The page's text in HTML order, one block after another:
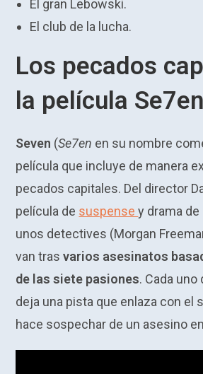
El gran Lebowski.
El club de la lucha.
Los pecados
la película Se7en
Seven (Se7en en su nombre
película que incluye de manera
pecados capitales. Del director
película de suspensey drama
unos detectives (Morgan
van trasvarios asesinatos
de las siete pasiones. Cada
deja una pista que enlaza con el
hace sospechar de un asesino